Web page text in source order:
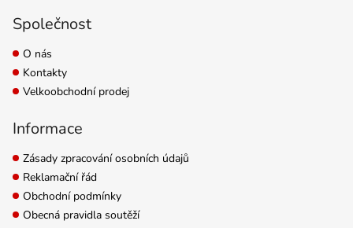
Společnost
O nás
Kontakty
Velkoobchodní prodej
Informace
Zásady zpracování osobních údajů
Reklamační řád
Obchodní podmínky
Obecná pravidla soutěží